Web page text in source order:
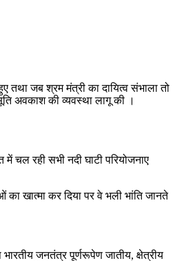
जब श्रम मंत्री का दायित्व संभाला तो
अवकाश की व्यवस्था लागू की ।
चल रही सभी नदी घाटी परियोजनाए
खात्मा कर दिया पर वे भली भांति जानते
जनतंत्र पूर्णरूपेण जातीय, क्षेत्रीय